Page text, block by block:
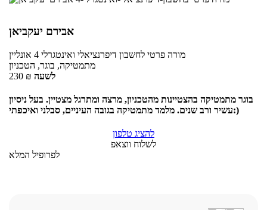
אבירם יעקביאן
מורה פרטי לחשבון דיפרנציאלי ואינטגרלי 4
אונליין
מתמטיקה, בוגר, הטכניון
230 ₪ לשעה
בוגר מתמטיקה בהצטיינות מהטכניון, מרצה ומתרגל מצטיין. בעל ניסיון
עשיר ורב שנים. מלמד מתמטיקה בגובה העיניים, סבלני ואיכפתי:)
להציג טלפון
לשלוח ווצאפ
לפרופיל המלא